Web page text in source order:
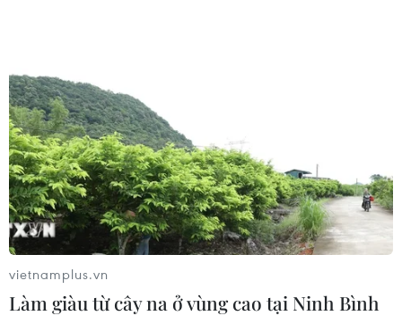
vietnamplus.vn
Làm giàu từ cây na ở vùng cao tại Ninh Bình